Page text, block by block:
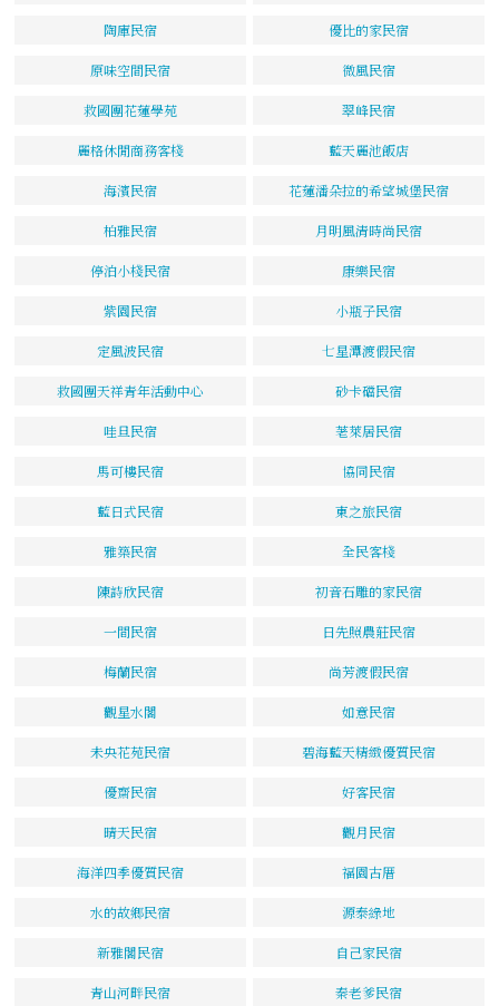
陶庫民宿 優比的家民宿
原味空間民宿 微風民宿
救國團花蓮學苑 翠峰民宿
麗格休閒商務客棧 藍天麗池飯店
海濱民宿 花蓮潘朵拉的希望城堡民宿
柏雅民宿 月明風清時尚民宿
停泊小棧民宿 康樂民宿
紫園民宿 小瓶子民宿
定風波民宿 七星潭渡假民宿
救國團天祥青年活動中心 砂卡礑民宿
哇旦民宿 荖萊居民宿
馬可樓民宿 協同民宿
藍日式民宿 東之旅民宿
雅築民宿 全民客棧
陳詩欣民宿 初音石雕的家民宿
一間民宿 日先照農莊民宿
梅蘭民宿 尚芳渡假民宿
觀星水閣 如意民宿
未央花苑民宿 碧海藍天精緻優質民宿
優齋民宿 好客民宿
晴天民宿 觀月民宿
海洋四季優質民宿 福園古厝
水的故鄉民宿 源泰綠地
新雅閣民宿 自己家民宿
青山河畔民宿 秦老爹民宿